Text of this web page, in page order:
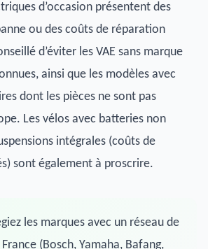
d’occasion présentent des
ou des coûts de réparation
d’éviter les VAE sans marque
ainsi que les modèles avec
dont les pièces ne sont pas
Les vélos avec batteries non
intégrales (coûts de
sont également à proscrire.
les marques avec un réseau de
(Bosch, Yamaha, Bafang,